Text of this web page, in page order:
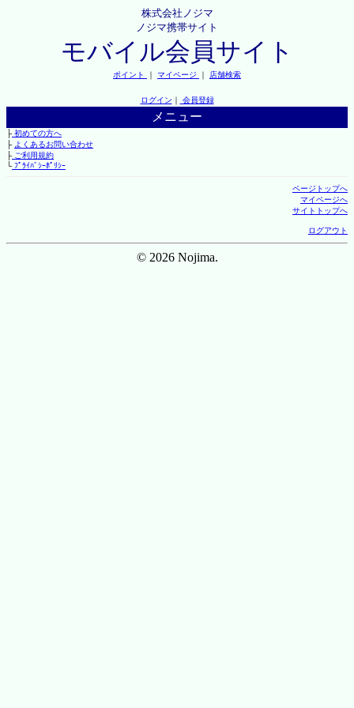
株式会社ノジマ
ノジマ携帯サイト
モバイル会員サイト
ポイント ｜ マイページ ｜ 店舗検索
ログイン ｜ 会員登録
メニュー
├初めての方へ
├ よくあるお問い合わせ
├ご利用規約
└ﾌﾟﾗｲﾊﾞｼｰﾎﾟﾘｼｰ
ページトップへ
マイページへ
サイトトップへ
ログアウト
© 2026 Nojima.